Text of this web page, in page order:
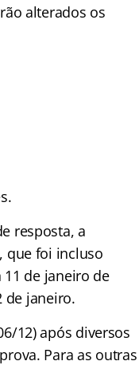
alterados os
resposta, a
, que foi incluso
de janeiro de
de janeiro.
12) após diversos
Para as outras